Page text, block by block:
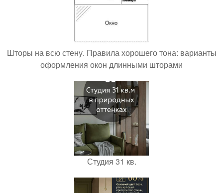
Шторы на всю стену. Правила хорошего тона: варианты
оформления окон длинными шторами
Студия 31 кв.